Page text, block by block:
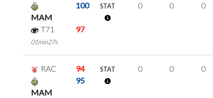
MAM
100
T71 97
01min27s
STAT 0 0 0
RAC 94
MAM
95
STAT 0 0 0